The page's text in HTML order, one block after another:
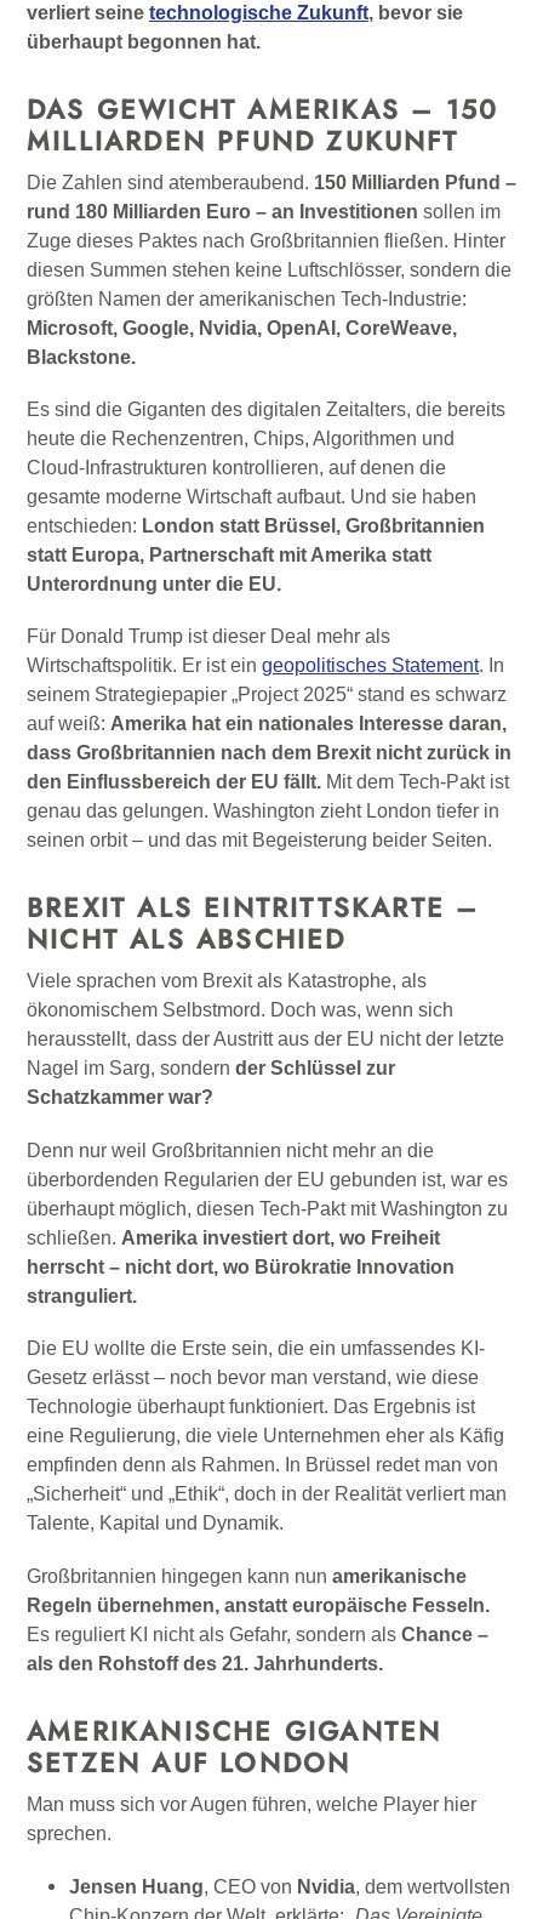
verliert seine technologische Zukunft, bevor sie
überhaupt begonnen hat.
DAS GEWICHT AMERIKAS – 150
MILLIARDEN PFUND ZUKUNFT
Die Zahlen sind atemberaubend. 150 Milliarden Pfund –
rund 180 Milliarden Euro – an Investitionen sollen im
Zuge dieses Paktes nach Großbritannien fließen. Hinter
diesen Summen stehen keine Luftschlösser, sondern die
größten Namen der amerikanischen Tech-Industrie:
Microsoft, Google, Nvidia, OpenAI, CoreWeave,
Blackstone.
Es sind die Giganten des digitalen Zeitalters, die bereits
heute die Rechenzentren, Chips, Algorithmen und
Cloud-Infrastrukturen kontrollieren, auf denen die
gesamte moderne Wirtschaft aufbaut. Und sie haben
entschieden: London statt Brüssel, Großbritannien
statt Europa, Partnerschaft mit Amerika statt
Unterordnung unter die EU.
Für Donald Trump ist dieser Deal mehr als
Wirtschaftspolitik. Er ist ein geopolitisches Statement. In
seinem Strategiepapier „Project 2025“ stand es schwarz
auf weiß: Amerika hat ein nationales Interesse daran,
dass Großbritannien nach dem Brexit nicht zurück in
den Einflussbereich der EU fällt. Mit dem Tech-Pakt ist
genau das gelungen. Washington zieht London tiefer in
seinen orbit – und das mit Begeisterung beider Seiten.
BREXIT ALS EINTRITTSKARTE –
NICHT ALS ABSCHIED
Viele sprachen vom Brexit als Katastrophe, als
ökonomischem Selbstmord. Doch was, wenn sich
herausstellt, dass der Austritt aus der EU nicht der letzte
Nagel im Sarg, sondern der Schlüssel zur
Schatzkammer war?
Denn nur weil Großbritannien nicht mehr an die
überbordenden Regularien der EU gebunden ist, war es
überhaupt möglich, diesen Tech-Pakt mit Washington zu
schließen. Amerika investiert dort, wo Freiheit
herrscht – nicht dort, wo Bürokratie Innovation
stranguliert.
Die EU wollte die Erste sein, die ein umfassendes KI-
Gesetz erlässt – noch bevor man verstand, wie diese
Technologie überhaupt funktioniert. Das Ergebnis ist
eine Regulierung, die viele Unternehmen eher als Käfig
empfinden denn als Rahmen. In Brüssel redet man von
„Sicherheit“ und „Ethik“, doch in der Realität verliert man
Talente, Kapital und Dynamik.
Großbritannien hingegen kann nun amerikanische
Regeln übernehmen, anstatt europäische Fesseln.
Es reguliert KI nicht als Gefahr, sondern als Chance –
als den Rohstoff des 21. Jahrhunderts.
AMERIKANISCHE GIGANTEN
SETZEN AUF LONDON
Man muss sich vor Augen führen, welche Player hier
sprechen.
Jensen Huang, CEO von Nvidia, dem wertvollsten